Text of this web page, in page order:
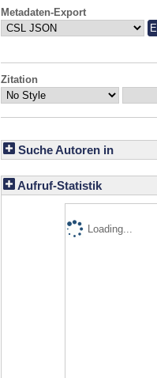
Metadaten-Export
Zitation
Suche Autoren in
Aufruf-Statistik
Loading...